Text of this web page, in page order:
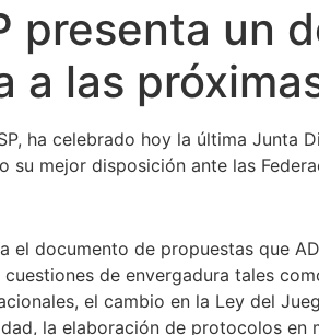
presenta un
las
ha celebrado hoy la última
mejor disposición ante las
documento de propuestas que
de envergadura tales
el cambio en la Ley del
la elaboración de protocolos